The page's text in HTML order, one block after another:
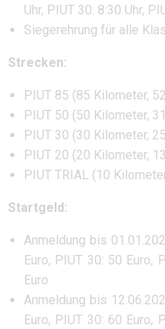
Uhr, PIUT 30: 8:30 Uhr,
Siegerehrung für alle
Strecken:
PIUT 85 (85 Kilometer,
PIUT 50 (50 Kilometer,
PIUT 30 (30 Kilometer,
PIUT 20 (20 Kilometer,
PIUT TRIAL (10
Startgeld:
Anmeldung bis
Euro, PIUT 30: 50 Euro,
Euro
Anmeldung bis
Euro, PIUT 30: 60 Euro,